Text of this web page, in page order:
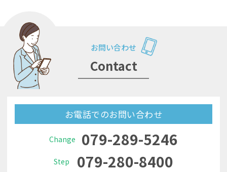
お問い合わせ
Contact
お電話でのお問い合わせ
Change 079-289-5246
Step 079-280-8400